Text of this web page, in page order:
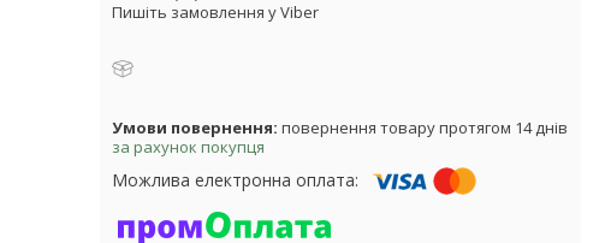
Пишіть замовлення у Viber
повернення товару протягом 14 днів
за рахунок покупця